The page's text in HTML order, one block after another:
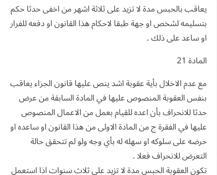
يعاقب بالحبس مدة لا تزيد على ثلاثة اشهر من اخفى حدثا حكم
بتسليمه لشخص او جهة طبقا لاحكام هذا القانون او دفعه للفرار
او ساعد على ذلك .
المادة 21
مع عدم الاخلال بأية عقوبة اشد ينص عليها قانون الجزاء يعاقب
بنفس العقوبة المنصوص عليها في المادة السابقة من عرض
حدثا للانحراف بأن اعده للقيام بعمل من الاعمال المنصوص
عليها في الفقرة ج من المادة الاولى من هذا القانون او ساعده او
حرضه على سلوكه او سهله له بأي وجه ولو لم تتحقق حالة
التعرض للانحراف فعلا .
تكون العقوبة الحبس مدة لا تزيد على ثلاث سنوات اذا استعمل